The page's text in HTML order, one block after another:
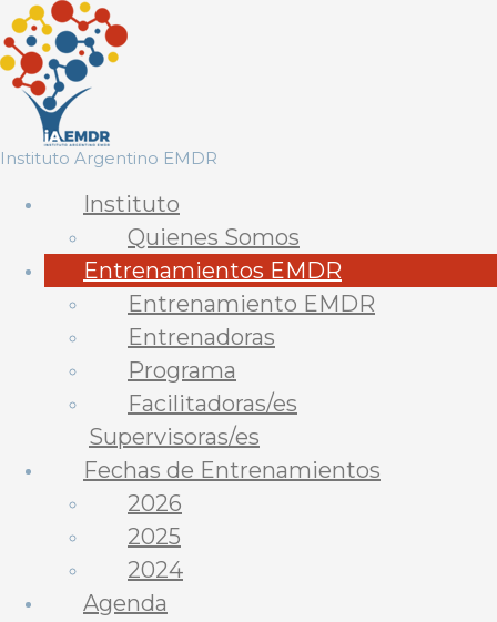
Saltar
al
contenido
Instituto Argentino EMDR
Instituto
Quienes Somos
Entrenamientos EMDR
Entrenamiento EMDR
Entrenadoras
Programa
Facilitadoras/es
Supervisoras/es
Fechas de Entrenamientos
2026
2025
2024
Agenda